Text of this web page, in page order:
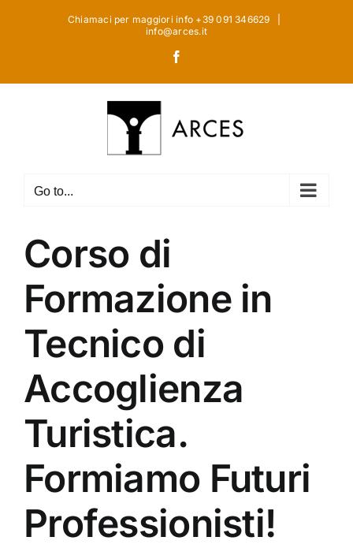
Chiamaci per maggiori info +39 091 346629
info@arces.it
Go to...
Corso di
Formazione in
Tecnico di
Accoglienza
Turistica.
Formiamo Futuri
Professionisti!